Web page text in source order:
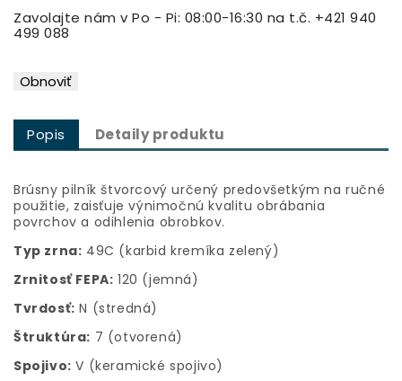
Zavolajte nám v Po - Pi: 08:00-16:30 na t.č. +421 940
499 088
Popis Detaily produktu
Brúsny pilník štvorcový určený predovšetkým na ručné
použitie, zaisťuje výnimočnú kvalitu obrábania
povrchov a odihlenia obrobkov.
Typ zrna: 49C (karbid kremíka zelený)
Zrnitosť FEPA: 120 (jemná)
Tvrdosť: N (stredná)
Štruktúra: 7 (otvorená)
Spojivo: V (keramické spojivo)